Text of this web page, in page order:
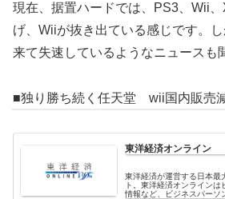
現在、据置ハードでは、PS3、Wii
げ、Wiiが抜き出ている感じです。
来て失速しているようなニュースも
■独り勝ち続く任天堂 wii国内販売
東洋経済オンライン
東洋経済が運営する日本最
ト。東洋経済オンライン
情報など、ビジネスパーソ